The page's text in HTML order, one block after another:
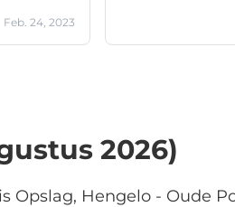
Feb. 24, 2023
2026)
Opslag, Hengelo - Oude